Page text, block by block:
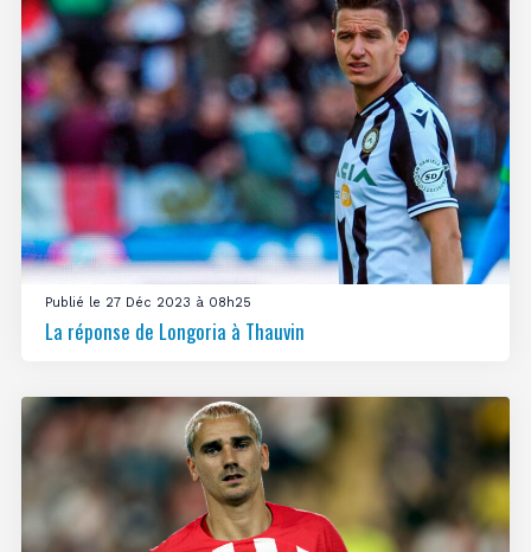
Publié le 27 Déc 2023 à 08h25
La réponse de Longoria à Thauvin